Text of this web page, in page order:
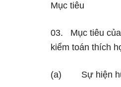
Mục tiêu
03. Mục tiêu
kiểm toán thích
(a) Sự hiện